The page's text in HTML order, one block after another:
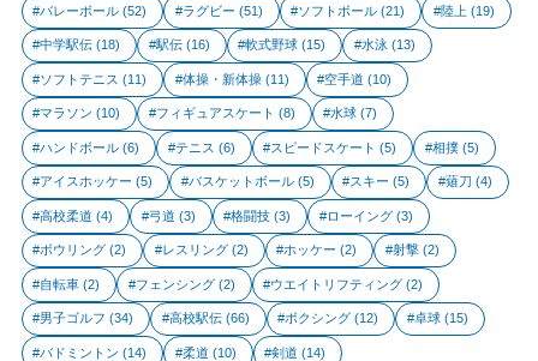
バレーボール (52) ラグビー (51) ソフトボール (21) 陸上 (19)
中学駅伝 (18) 駅伝(16) 軟式野球 (15) 水泳 (13)
ソフトテニス (11) 体操・新体操(11) 空手道 (10)
マラソン (10) フィギュアスケート (8) 水球 (7)
ハンドボール (6) テニス (6) スピードスケート (5) 相撲(5)
アイスホッケー (5) バスケットボール(5) スキー (5) 薙刀 (4)
高校柔道 (4) 弓道 (3) 格闘技 (3) ローイング(3)
ボウリング (2) レスリング(2) ホッケー (2) 射撃(2)
自転車 (2) フェンシング(2) ウエイトリフティング (2)
男子ゴルフ (34) 高校駅伝(66) ボクシング (12) 卓球(15)
バドミントン (14) 柔道 (10) 剣道 (14)